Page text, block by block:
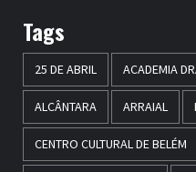
Tags
25 DE ABRIL ACADEMIA
ALCÂNTARA ARRAIAL
CENTRO CULTURAL DE BELÉM